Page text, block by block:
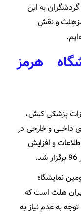
به این
و نقش
هرمز
پزشکی کیش،
داخلی و خارجی در
و افزایش
نمایشگاه
هلث است که
به عدم نیاز به